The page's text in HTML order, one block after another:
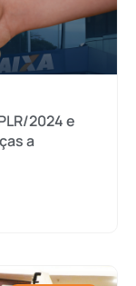
2024 e
a